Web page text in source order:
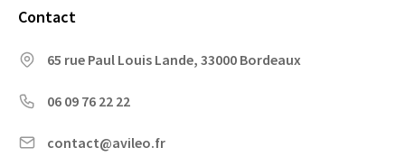
Contact
65 rue Paul Louis Lande, 33000 Bordeaux
06 09 76 22 22
contact@avileo.fr